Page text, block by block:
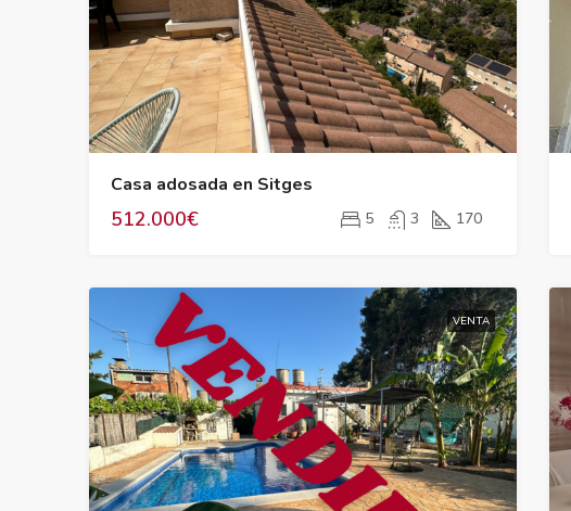
Casa adosada en Sitges
512.000€ 5 3 170
VENTA